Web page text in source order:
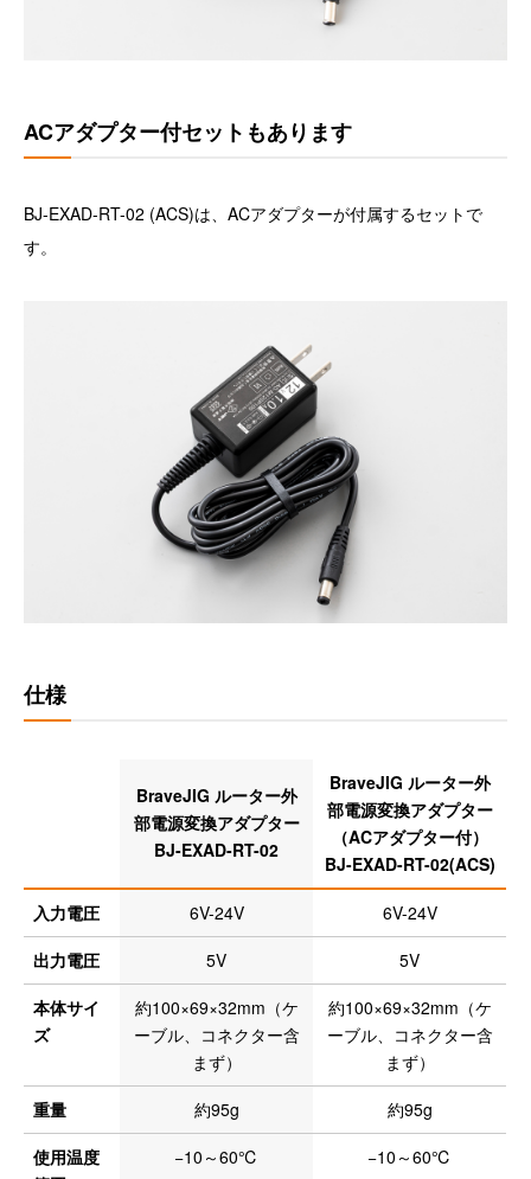
ACアダプター付セットもあります
BJ-EXAD-RT-02 (ACS)は、ACアダプターが付属するセットで
す。
仕様
BraveJIG ルーター外
部電源変換アダプター
BJ-EXAD-RT-02
BraveJIG ルーター外
部電源変換アダプター
（ACアダプター付）
BJ-EXAD-RT-02(ACS)
入力電圧 6V-24V
6V-24V
出力電圧
5V
5V
本体サイ
ズ
約100×69×32mm（ケ
ーブル、コネクター含
まず）
約100×69×32mm（ケ
ーブル、コネクター含
まず）
重量
約95g
約95g
使用温度
−10～60℃ −10～60℃